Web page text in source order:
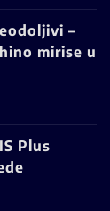
–
mirise u
Plus